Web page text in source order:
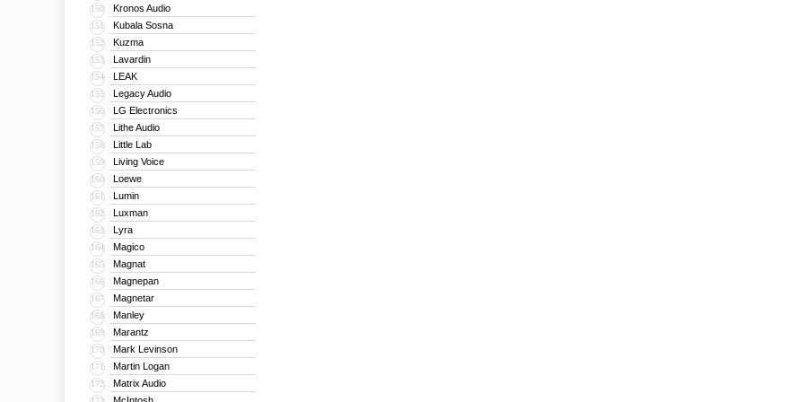
150 Kronos Audio
151 Kubala Sosna
152 Kuzma
153 Lavardin
154 LEAK
155 Legacy Audio
156 LG Electronics
157 Lithe Audio
158 Little Lab
159 Living Voice
160 Loewe
161 Lumin
162 Luxman
163 Lyra
164 Magico
165 Magnat
166 Magnepan
167 Magnetar
168 Manley
169 Marantz
170 Mark Levinson
171 Martin Logan
172 Matrix Audio